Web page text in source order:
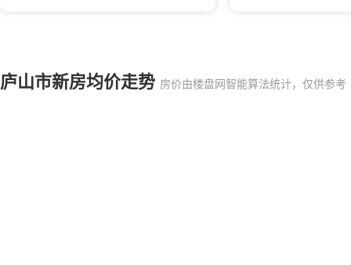
庐山市新房均价走势 房价由楼盘网智能算法统计，仅供参考